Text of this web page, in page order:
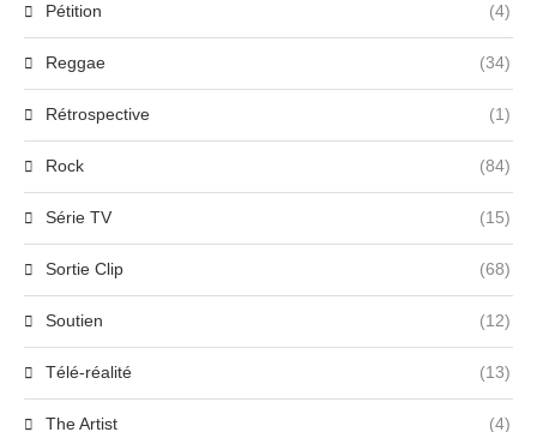
Pétition (4)
Reggae (34)
Rétrospective (1)
Rock (84)
Série TV (15)
Sortie Clip (68)
Soutien (12)
Télé-réalité (13)
The Artist (4)